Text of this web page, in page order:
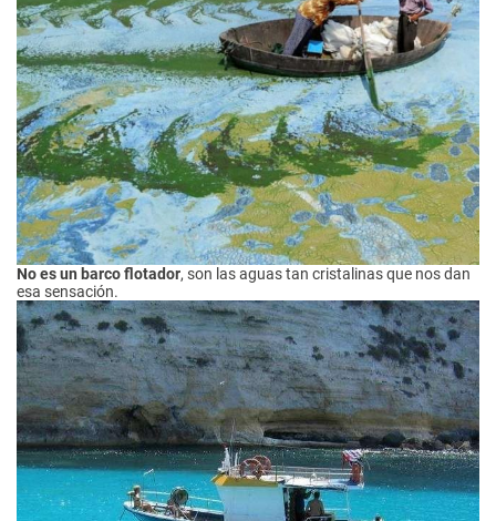
No es un barco flotador, son las aguas tan cristalinas que nos dan
esa sensación.